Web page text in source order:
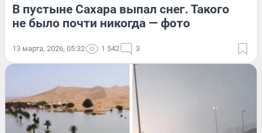
В пустыне Сахара выпал снег. Такого
не было почти никогда — фото
13 марта, 2026, 05:32 1 542 3